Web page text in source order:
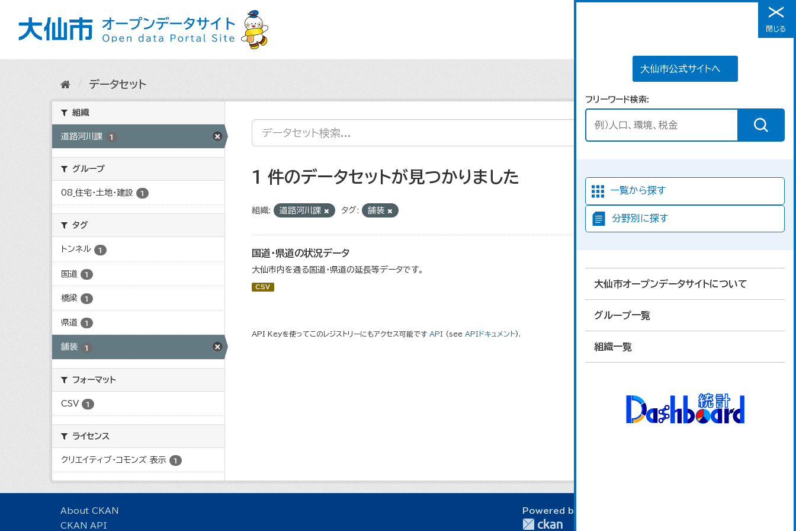
メニュー
大仙市公式サイトへ
フリーワード検索
一覧から探す
分野別に探す
大仙市オープンデータサイトについて
グループ一覧
組織一覧
閉じる
データセット
組織
道路河川課 1
グループ
08_住宅・土地・建設 1
タグ
トンネル 1
国道 1
橋梁 1
県道 1
舗装 1
フォーマット
CSV 1
ライセンス
クリエイティブ・コモンズ 表示 1
1 件のデータセットが見つかりました
組織: 道路河川課 タグ: 舗装
国道・県道の状況データ
大仙市内を通る国道・県道の延長等データです。
CSV
API Keyを使ってこのレジストリーにもアクセス可能です API (see APIドキュメント).
About CKAN
CKAN API
Powered by